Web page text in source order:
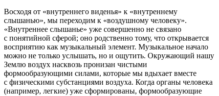
Восходя от «внутреннего виденья» к «внутреннему
слышанью», мы переходим к «воздушному человеку».
«Внутреннее слышанье» уже совершенно не связано
с понятийной сферой; оно родственно тому, что открывается
восприятию как музыкальный элемент. Музыкальное начало
можно не только услышать, но и ощутить. Окружающий нашу
Землю воздух насквозь пронизан чистыми
формообразующими силами, которые мы вдыхает вместе
с физическими субстанциями воздуха. Когда органы человека
(например, легкие) уже сформированы, формообразующие